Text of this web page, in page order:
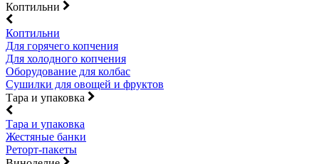
Коптильни
Коптильни
Для горячего копчения
Для холодного копчения
Оборудование для колбас
Сушилки для овощей и фруктов
Тара и упаковка
Тара и упаковка
Жестяные банки
Реторт-пакеты